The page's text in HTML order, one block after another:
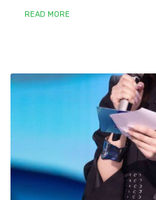
READ MORE